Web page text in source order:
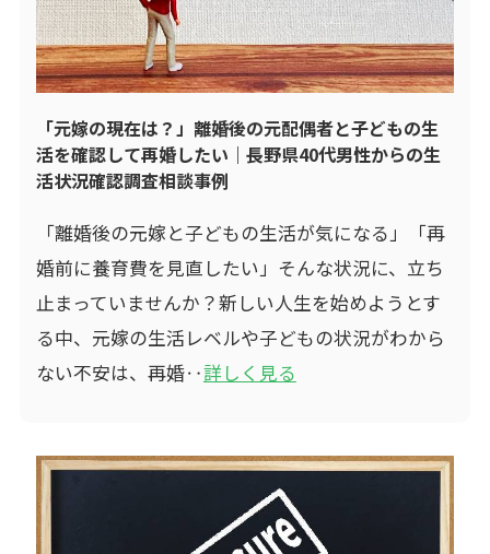
「元嫁の現在は？」離婚後の元配偶者と子どもの生
活を確認して再婚したい｜長野県40代男性からの生
活状況確認調査相談事例
「離婚後の元嫁と子どもの生活が気になる」「再
婚前に養育費を見直したい」そんな状況に、立ち
止まっていませんか？新しい人生を始めようとす
る中、元嫁の生活レベルや子どもの状況がわから
ない不安は、再婚‥詳しく見る